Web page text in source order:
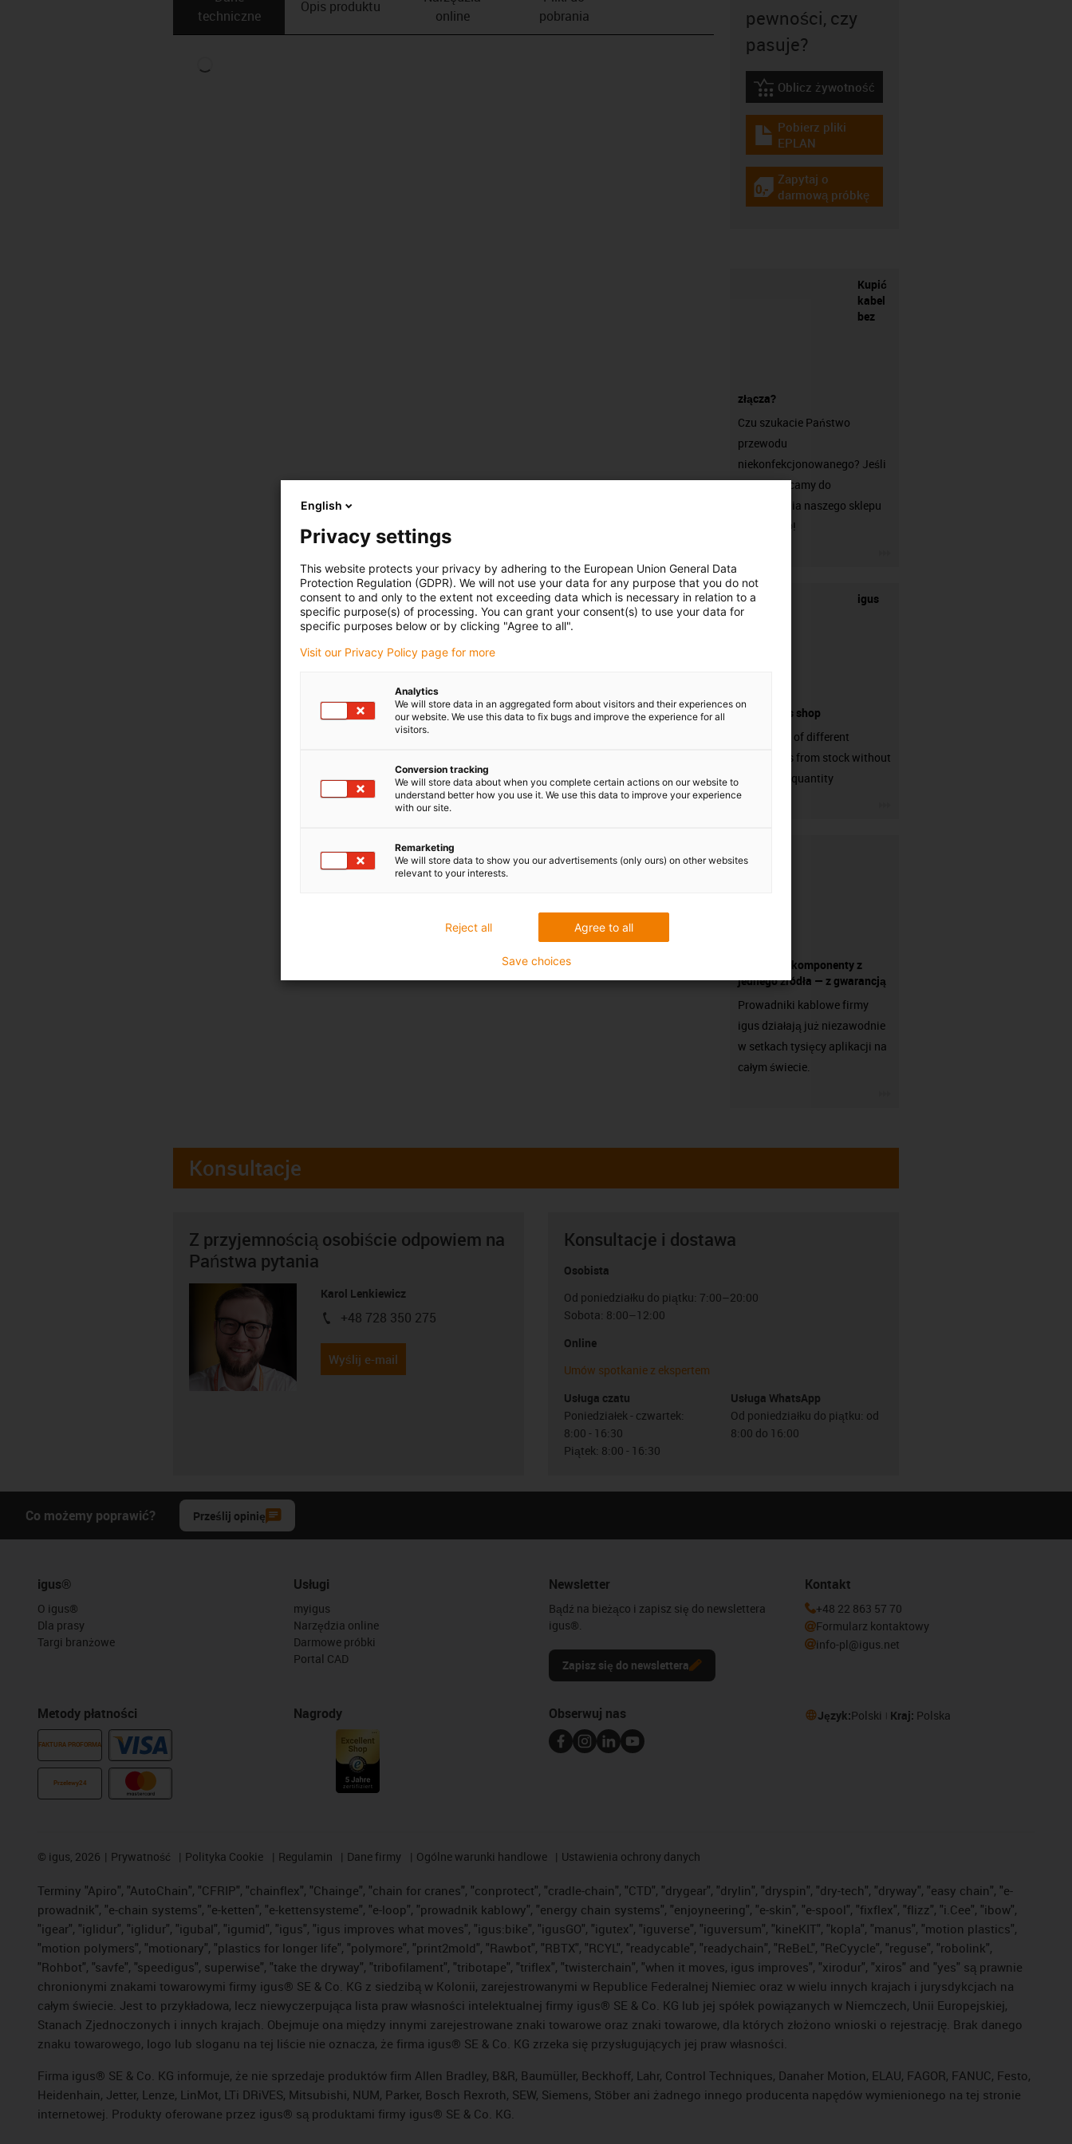
techniczne
Opis ­produktu
online
pobrania
pewności, czy
pasuje?
igus-icon-lebensdauerrechner
Oblicz żywotność
igus-icon-download-plan
Pobierz pliki
EPLAN
igus-icon-gratismuster
Zapytaj o
darmową próbkę
Kupić
kabel
bez
złącza?
Czu szukacie Państwo
przewodu
niekonfekcjonowanego? Jeśli
tak, zachęcamy do
odwiedzenia naszego sklepu
chainflex®!
igus
connectors shop
big variaty of different
connectors from stock without
min. order quantity
Wszystkie komponenty z
jednego źródła — z gwarancją
Prowadniki kablowe firmy
igus działają już niezawodnie
w setkach tysięcy aplikacji na
całym świecie.
Konsultacje
Z przyjemnością osobiście odpowiem na
Państwa pytania
Karol Lenkiewicz
igus-icon-phone
+48 728 350 275
Wyślij e-mail
Konsultacje i dostawa
Osobista
Od poniedziałku do piątku: 7:00–20:00
Sobota: 8:00–12:00
Online
Umów spotkanie z ekspertem
Usługa czatu
Poniedziałek - czwartek:
8:00 - 16:30
Piątek: 8:00 - 16:30
Usługa WhatsApp
Od poniedziałku do piątku: od
8:00 do 16:00
Co możemy poprawić? Prześlij opinię
igus®
O igus®
Dla prasy
Targi branżowe
Metody płatności
FAKTURA PROFORMA
Przelewy24
Usługi
myigus
Narzędzia online
Darmowe próbki
Portal CAD
Nagrody
Newsletter
Bądź na bieżąco i zapisz się do newslettera
igus®.
Zapisz się do newslettera
Kontakt
+48 22 863 57 70
Formularz kontaktowy
info-pl@igus.net
Obserwuj nas Język:Polski Kraj: Polska
© igus, 2026 Prywatność Polityka Cookie Regulamin Dane firmy Ogólne warunki handlowe Ustawienia ochrony danych
Terminy "Apiro", "AutoChain", "CFRIP", "chainflex", "Chainge", "chain for cranes", "conprotect", "cradle-chain", "CTD", "drygear", "drylin", "dryspin", "dry-tech", "dryway", "easy chain", "e-
prowadnik", "e-chain systems", "e-ketten", "e-kettensysteme", "e-loop", "prowadnik kablowy", "energy chain systems", "enjoyneering", "e-skin", "e-spool", "fixflex", "flizz", "i.Cee", "ibow",
"igear", "iglidur", "iglidur", "igubal", "igumid", "igus", "igus improves what moves", "igus:bike", "igusGO", "igutex", "iguverse", "iguversum", "kineKIT", "kopla", "manus", "motion plastics",
"motion polymers", "motionary", "plastics for longer life", "polymore", "print2mold", "Rawbot", "RBTX", "RCYL", "readycable", "readychain", "ReBeL", "ReCyycle", "reguse", "robolink",
"Rohbot", "savfe", "speedigus", superwise", "take the dryway", "tribofilament", "tribotape", "triflex", "twisterchain", "when it moves, igus improves", "xirodur", "xiros" and "yes" są prawnie
chronionymi znakami towarowymi firmy igus® SE & Co. KG z siedzibą w Kolonii, zarejestrowanymi w Republice Federalnej Niemiec oraz w wielu innych krajach i jurysdykcjach na
całym świecie. Jest to przykładowa, lecz niewyczerpująca lista praw własności intelektualnej firmy igus® SE & Co. KG lub jej spółek powiązanych w Niemczech, Unii Europejskiej,
Stanach Zjednoczonych i innych krajach. Obejmuje ona między innymi zarejestrowane znaki towarowe oraz znaki towarowe, dla których złożono wnioski o rejestrację. Brak danego
znaku towarowego, logo lub sloganu na tej liście nie oznacza, że firma igus® SE & Co. KG zrzeka się przysługujących jej praw własności.
Firma igus® SE & Co. KG informuje, że nie sprzedaje produktów firm Allen Bradley, B&R, Baumüller, Beckhoff, Lahr, Control Techniques, Danaher Motion, ELAU, FAGOR, FANUC, Festo,
Heidenhain, Jetter, Lenze, LinMot, LTi DRiVES, Mitsubishi, NUM, Parker, Bosch Rexroth, SEW, Siemens, Stöber ani żadnego innego producenta napędów wymienionego na tej stronie
internetowej. Produkty oferowane przez igus® są produktami firmy igus® SE & Co. KG.
English
Privacy settings
This website protects your privacy by adhering to the European Union General Data
Protection Regulation (GDPR). We will not use your data for any purpose that you do not
consent to and only to the extent not exceeding data which is necessary in relation to a
specific purpose(s) of processing. You can grant your consent(s) to use your data for
specific purposes below or by clicking "Agree to all".
Visit our Privacy Policy page for more
Analytics
We will store data in an aggregated form about visitors and their experiences on
our website. We use this data to fix bugs and improve the experience for all
visitors.
Conversion tracking
We will store data about when you complete certain actions on our website to
understand better how you use it. We use this data to improve your experience
with our site.
Remarketing
We will store data to show you our advertisements (only ours) on other websites
relevant to your interests.
Agree to all
Reject all
Save choices